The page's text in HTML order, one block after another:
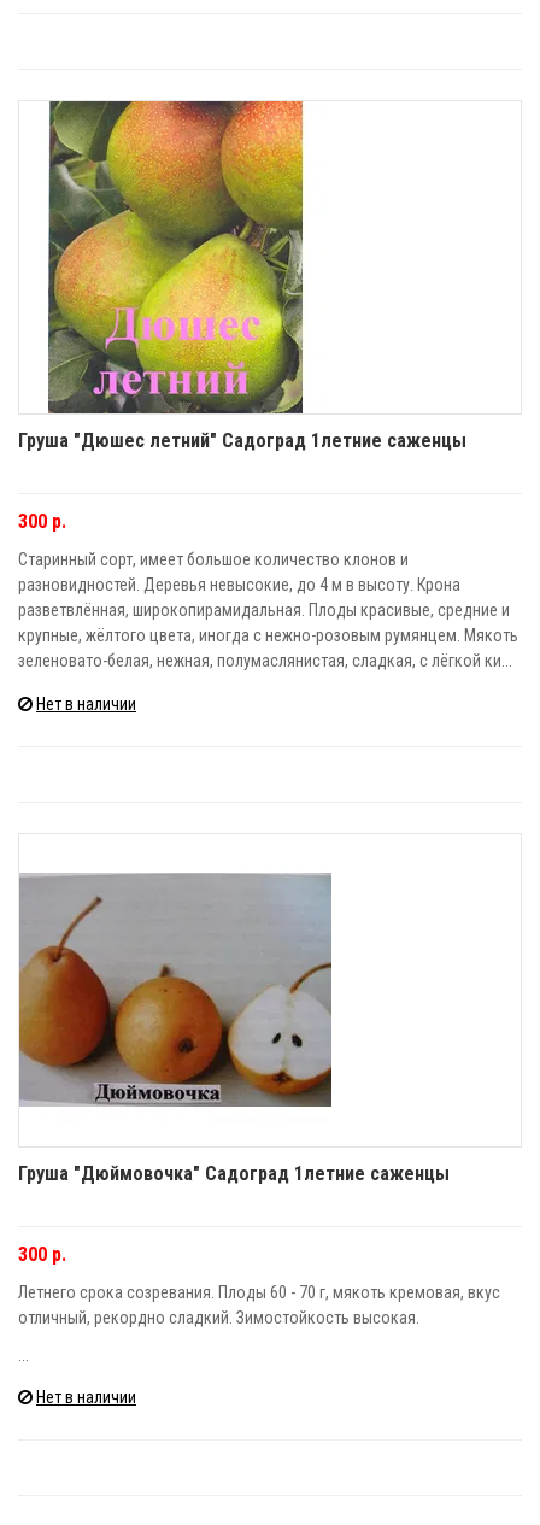
Груша "Дюшес летний" Садоград 1летние саженцы
300 р.
Старинный сорт, имеет большое количество клонов и
разновидностей. Деревья невысокие, до 4 м в высоту. Крона
разветвлённая, широкопирамидальная. Плоды красивые, средние и
крупные, жёлтого цвета, иногда с нежно-розовым румянцем. Мякоть
зеленовато-белая, нежная, полумаслянистая, сладкая, с лёгкой ки...
Нет в наличии
Груша "Дюймовочка" Садоград 1летние саженцы
300 р.
Летнего срока созревания. Плоды 60 - 70 г, мякоть кремовая, вкус
отличный, рекордно сладкий. Зимостойкость высокая.
Нет в наличии